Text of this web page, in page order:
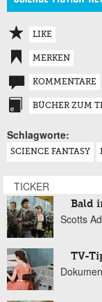
LIKE
MERKEN
KOMMENTARE
BÜCHER ZUM
Schlagworte:
SCIENCE FANTASY
TICKER
Bald
Scotts
TV-